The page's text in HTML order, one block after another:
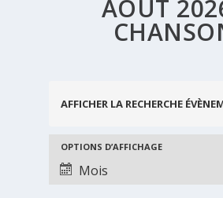
AOÛT
ET
DE
VUES
AFFICHER LA RECHERCHE
NAVIGATION
DE
OPTIONS D’AFFICHAGE
Mois